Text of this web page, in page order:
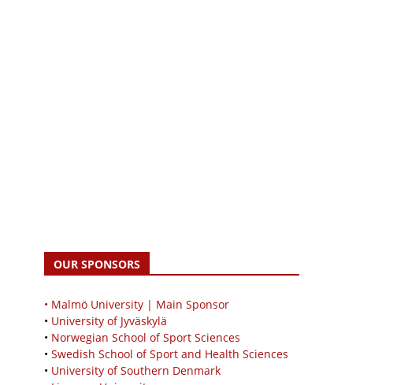
OUR SPONSORS
• Malmö University | Main Sponsor
• University of Jyväskylä
• Norwegian School of Sport Sciences
• Swedish School of Sport and Health Sciences
• University of Southern Denmark